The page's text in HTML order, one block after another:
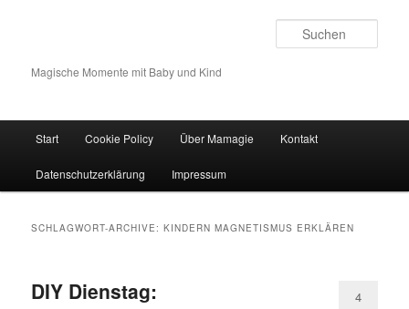
Magische Momente mit Baby und Kind
Zum Inhalt wechseln
Zum sekundären Inhalt wechseln
Start Cookie Policy Über Mamagie Kontakt
Datenschutzerklärung Impressum
SCHLAGWORT-ARCHIVE:KINDERN MAGNETISMUS ERKLÄREN
DIY Dienstag:
4